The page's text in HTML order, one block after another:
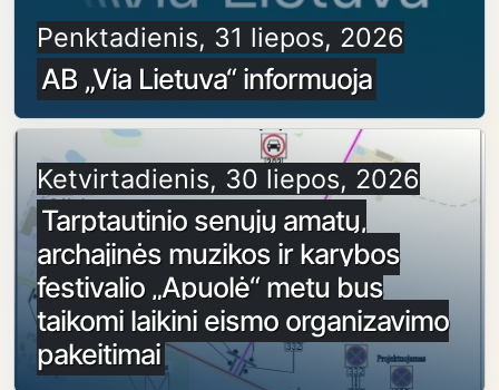
Penktadienis, 31 liepos, 2026
AB „Via Lietuva“ informuoja
Ketvirtadienis, 30 liepos, 2026
Tarptautinio senųjų amatų,
archajinės muzikos ir karybos
festivalio „Apuolė“ metu bus
taikomi laikini eismo organizavimo
pakeitimai